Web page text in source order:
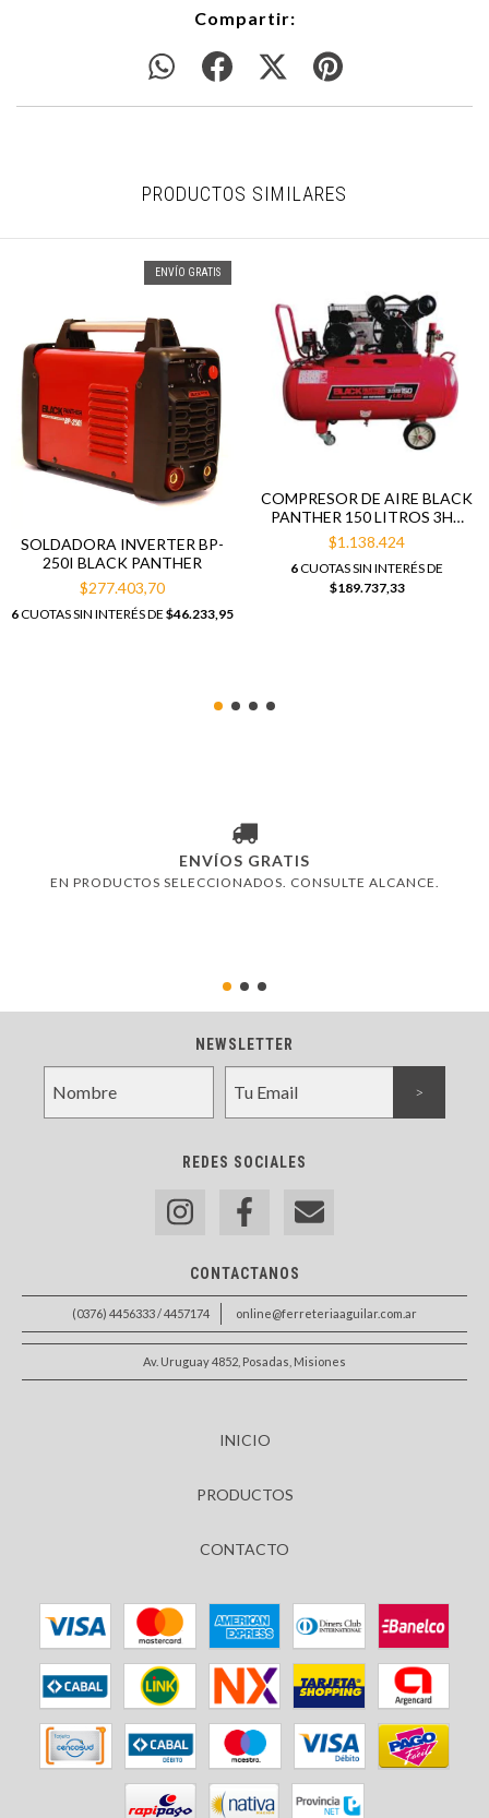
Compartir:
PRODUCTOS SIMILARES
ENVÍO GRATIS
SOLDADORA INVERTER BP-
250I BLACK PANTHER
$277.403,70
6CUOTAS SIN INTERÉS DE $46.233,95
COMPRESOR DE AIRE BLACK
PANTHER 150 LITROS 3HP
MONOFÁSICO A CORREA
$1.138.424
6CUOTAS SIN INTERÉS DE
$189.737,33
ENVÍOS GRATIS
EN PRODUCTOS SELECCIONADOS. CONSULTE ALCANCE.
NEWSLETTER
REDES SOCIALES
CONTACTANOS
(0376) 4456333 / 4457174 online@ferreteriaaguilar.com.ar
Av. Uruguay 4852, Posadas, Misiones
INICIO
PRODUCTOS
CONTACTO